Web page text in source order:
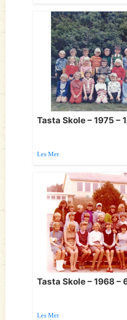
Tasta Skole – 1975 –
Les Mer
Tasta Skole – 1968 –
Les Mer